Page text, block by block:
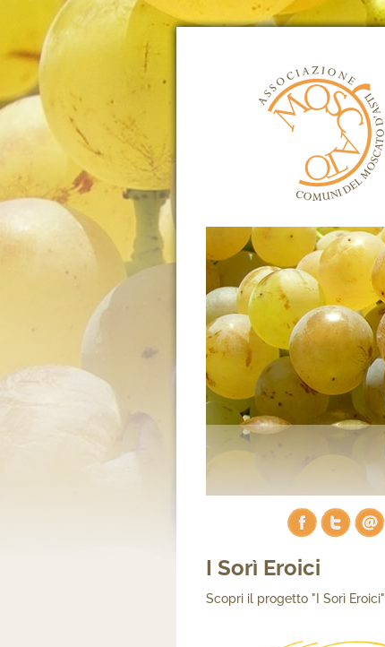
I Sorì Eroici
Scopri il progetto "I Sorì Eroici"